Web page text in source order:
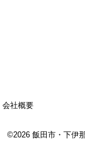
会社概要
©2026 飯田市・下伊